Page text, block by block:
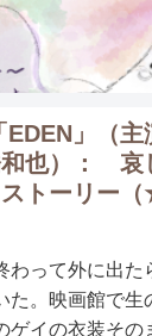
EDEN」（
也）： 哀
ストーリ
って外に出た
た。映画館で生
ゲイの衣装その